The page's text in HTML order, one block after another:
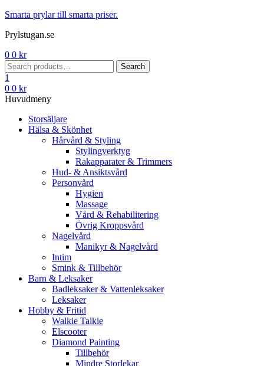
Menu
Smarta prylar till smarta priser.
Prylstugan.se
0 0 kr
Search
for:
Search
1
0 0 kr
Huvudmeny
Storsäljare
Hälsa & Skönhet
Hårvård & Styling
Stylingverktyg
Rakapparater & Trimmers
Hud- & Ansiktsvård
Personvård
Hygien
Massage
Vård & Rehabilitering
Övrig Kroppsvård
Nagelvård
Manikyr & Nagelvård
Intim
Smink & Tillbehör
Barn & Leksaker
Badleksaker & Vattenleksaker
Leksaker
Hobby & Fritid
Walkie Talkie
Elscooter
Diamond Painting
Tillbehör
Mindre Storlekar